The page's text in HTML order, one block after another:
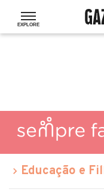
Educação e